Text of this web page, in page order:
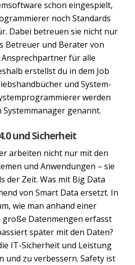
schon eingespielt,
noch Standards
Dabei betreuen sie nicht nur
Betreuer und Berater von
für alle
erstellst du in dem Job
und System-
werden
Systemmanager genannt.
und Sicherheit
arbeiten nicht nur mit den
und Anwendungen – sie
der Zeit. Was mit Big Data
von Smart Data ersetzt. In
wie man anhand einer
Datenmengen erfasst
später mit den Daten?
IT-Sicherheit und Leistung
und zu verbessern. Safety ist